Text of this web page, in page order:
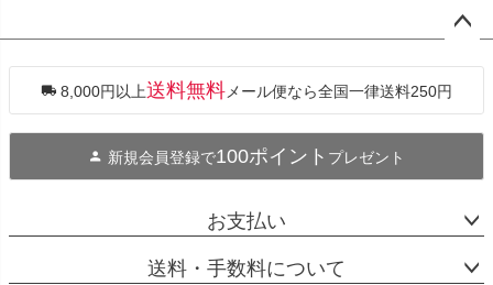
ジト
へ
8,000円以上送料無料メール便なら全国一律送料250円
新規会員登録で100ポイント プレゼント
お支払い
送料・手数料について